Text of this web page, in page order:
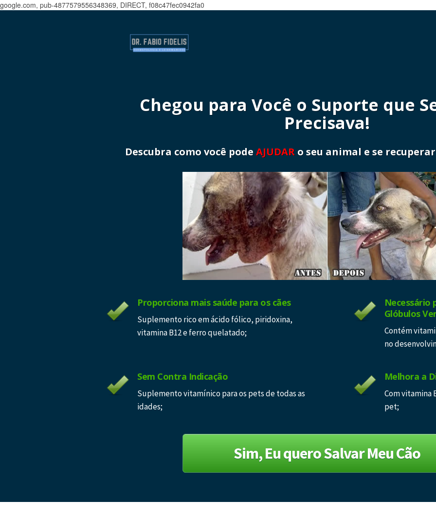
google.com, pub-4877579556348369, DIRECT, f08c47fec0942fa0
Chegou para Você o Suporte que
Precisava!
Descubra como você podeAJUDARo seu animal e se
Proporciona mais saúde para os cães
Suplemento rico em ácido fólico, piridoxina,
vitamina B12 e ferro quelatado;
Necessário
Glóbulos
Contém
no
Sem Contra Indicação
Suplemento vitamínico para os pets de todas as
idades;
Melhora a
Com vitamina
pet;
Sim, Eu quero Salvar Meu Cão